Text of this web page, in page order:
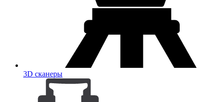
3D сканеры